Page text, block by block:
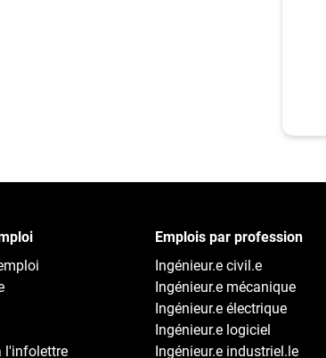
l'infolettre
Emplois par profession
Ingénieur.e civil.e
Ingénieur.e mécanique
Ingénieur.e électrique
Ingénieur.e logiciel
Ingénieur.e industriel.le